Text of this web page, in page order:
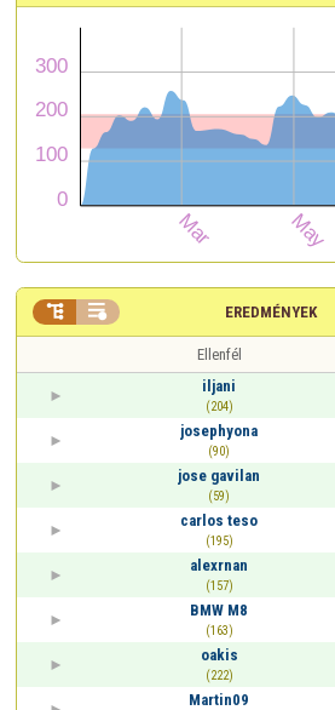
EREDMÉNYEK
 
Ellenfél
iljani
(204)
josephyona
(90)
jose gavilan
(59)
carlos teso
(195)
alexrnan
(157)
BMW M8
(163)
oakis
(222)
Martin09